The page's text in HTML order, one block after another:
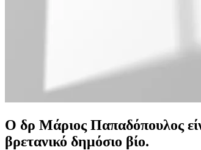
Ο δρ Μάριος Παπαδόπουλος
βρετανικό δημόσιο βίο.